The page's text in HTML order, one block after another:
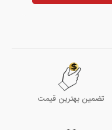
تضمین بهترین قیمت